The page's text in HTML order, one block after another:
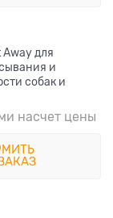
для
и
собак и
насчет цены